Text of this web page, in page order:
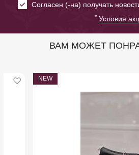
Cогласен (-на) получать
* Условия
ВАМ МОЖЕТ
NEW